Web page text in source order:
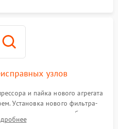
узлов
и пайка нового агрегата
Установка нового фильтра-
вентиляторов обдува,
дверных петель.